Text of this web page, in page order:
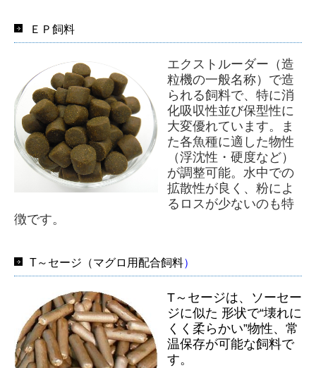
ＥＰ飼料
エクストルーダー（造
粒機の一般名称）で造
られる飼料で、特に消
化吸収性並び保型性に
大変優れています。ま
た各魚種に適した物性
（浮沈性・硬度など）
が調整可能。水中での
拡散性が良く、粉によ
るロスが少ないのも特
徴です。
T～セージ（マグロ用配合飼料）
T～ セージは、ソーセー
ジに似た 形状で“壊れに
くく柔らかい”物性、常
温保存が可能な飼料で
す。